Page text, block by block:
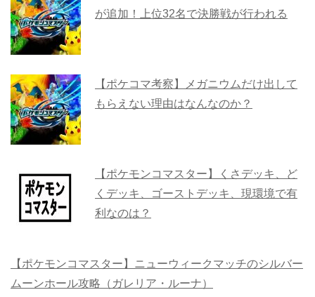
が追加！上位32名で決勝戦が行われる
【ポケコマ考察】メガニウムだけ出して
もらえない理由はなんなのか？
【ポケモンコマスター】くさデッキ、ど
くデッキ、ゴーストデッキ、現環境で有
利なのは？
【ポケモンコマスター】ニューウィークマッチのシルバー
ムーンホール攻略（ガレリア・ルーナ）